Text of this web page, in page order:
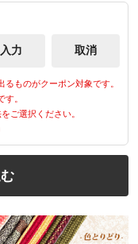
ものがクーポン対象です。
す。
ご選択ください。